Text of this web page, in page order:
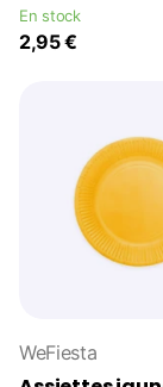
En stock
2,95 €
WeFiesta